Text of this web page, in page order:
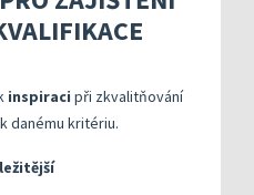
vlastního hodnocení
nástrojů podle kritérií
škola – podpora
realizaci externího
Specifická
inspiraci při zkvalitňování
danému kritériu.